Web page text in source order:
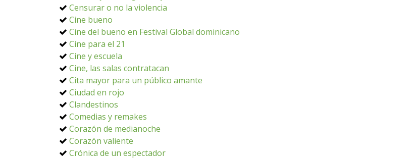
Censurar o no la violencia
Cine bueno
Cine del bueno en Festival Global dominicano
Cine para el 21
Cine y escuela
Cine, las salas contratacan
Cita mayor para un público amante
Ciudad en rojo
Clandestinos
Comedias y remakes
Corazón de medianoche
Corazón valiente
Crónica de un espectador